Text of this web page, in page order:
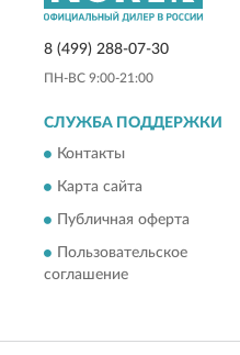
8 (499) 288-07-30
ПН-ВС 9:00-21:00
СЛУЖБА ПОДДЕРЖКИ
Контакты
Карта сайта
Публичная оферта
Пользовательское
соглашение